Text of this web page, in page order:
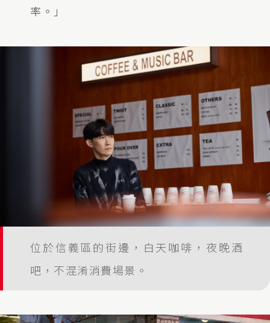
率。」
位於信義區的街邊，白天咖啡，夜晚酒
吧，不混淆消費場景。